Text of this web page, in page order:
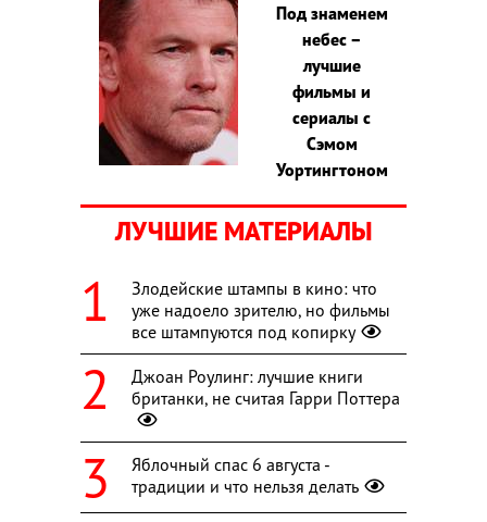
Под знаменем
небес –
лучшие
фильмы и
сериалы с
Сэмом
Уортингтоном
ЛУЧШИЕ МАТЕРИАЛЫ
Злодейские штампы в кино: что
уже надоело зрителю, но фильмы
все штампуются под копирку
Джоан Роулинг: лучшие книги
британки, не считая Гарри Поттера
Яблочный спас 6 августа -
традиции и что нельзя делать